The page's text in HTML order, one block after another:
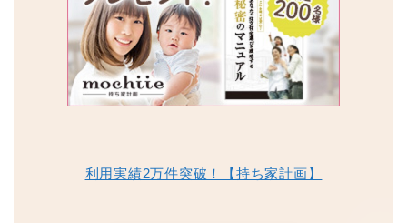
利用実績2万件突破！【持ち家計画】